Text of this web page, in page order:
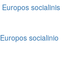
socialinis
socialinio